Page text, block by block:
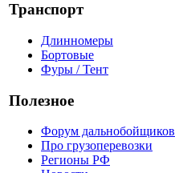
Транспорт
Длинномеры
Бортовые
Фуры / Тент
Полезное
Форум дальнобойщиков
Про грузоперевозки
Регионы РФ